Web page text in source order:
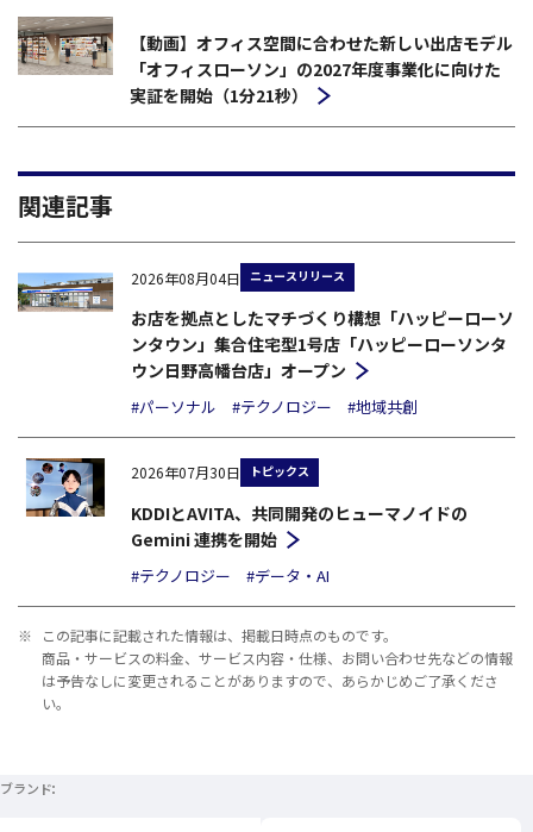
【動画】オフィス空間に合わせた新しい出店モデル
「オフィスローソン」の2027年度事業化に向けた
実証を開始（1分21秒）
関連記事
2026年08月04日 ニュースリリース
お店を拠点としたマチづくり構想「ハッピーローソ
ンタウン」集合住宅型1号店「ハッピーローソンタ
ウン日野高幡台店」オープン
#パーソナル #テクノロジー #地域共創
2026年07月30日 トピックス
KDDIとAVITA、共同開発のヒューマノイドの
Gemini 連携を開始
#テクノロジー #データ・AI
※
この記事に記載された情報は、掲載日時点のものです。
商品・サービスの料金、サービス内容・仕様、お問い合わせ先などの情報
は予告なしに変更されることがありますので、あらかじめご了承くださ
い。
ブランド